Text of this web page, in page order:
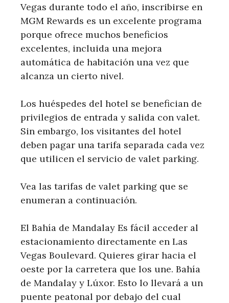
Vegas durante todo el año, inscribirse en
MGM Rewards es un excelente programa
porque ofrece muchos beneficios
excelentes, incluida una mejora
automática de habitación una vez que
alcanza un cierto nivel.
Los huéspedes del hotel se benefician de
privilegios de entrada y salida con valet.
Sin embargo, los visitantes del hotel
deben pagar una tarifa separada cada vez
que utilicen el servicio de valet parking.
Vea las tarifas de valet parking que se
enumeran a continuación.
El Bahía de Mandalay Es fácil acceder al
estacionamiento directamente en Las
Vegas Boulevard. Quieres girar hacia el
oeste por la carretera que los une. Bahía
de Mandalay y Lúxor. Esto lo llevará a un
puente peatonal por debajo del cual